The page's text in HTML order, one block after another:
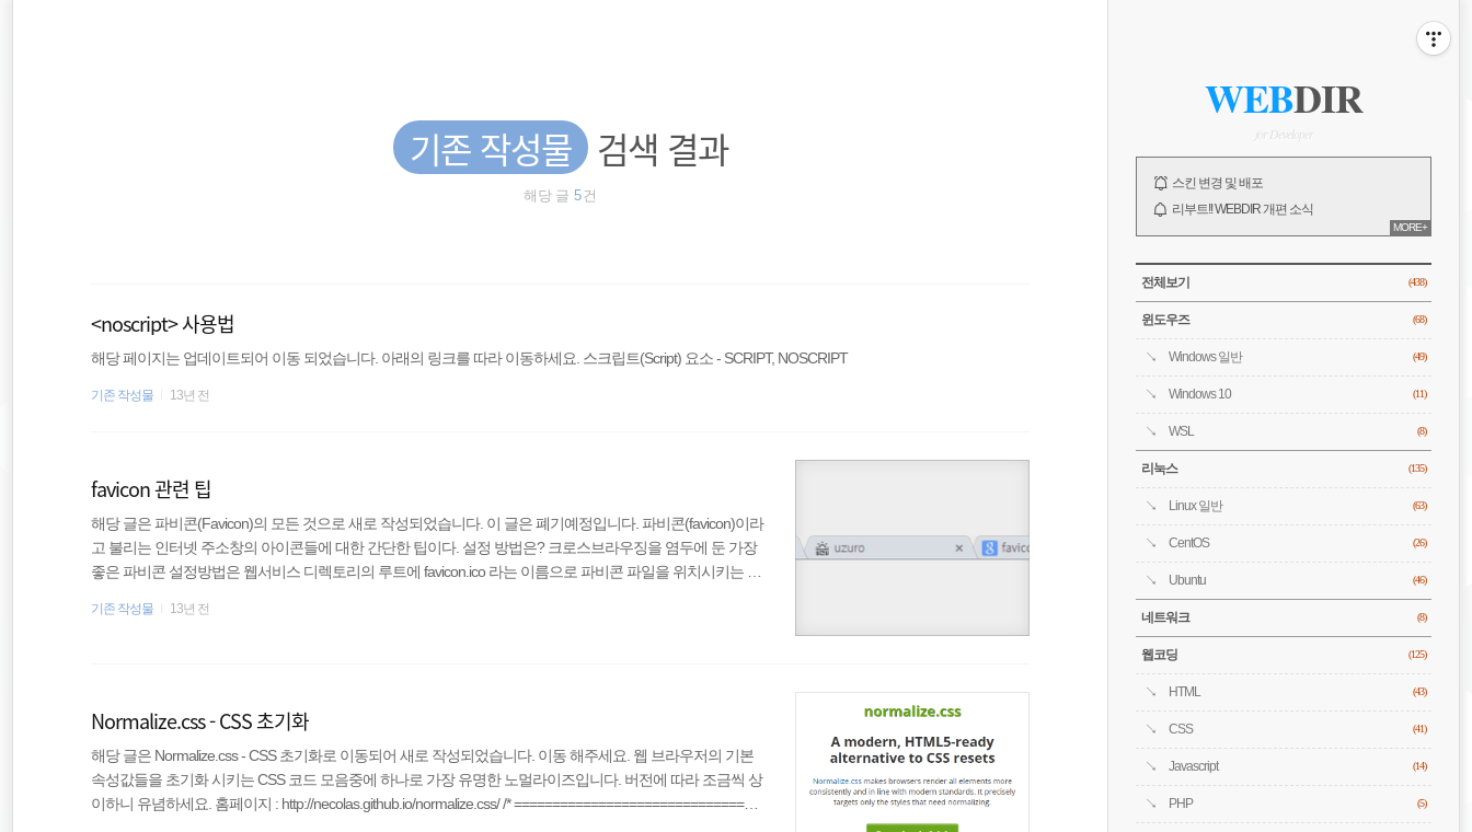
기존 작성물 검색 결과
해당 글 5건
<noscript> 사용법
해당 페이지는 업데이트되어 이동 되었습니다. 아래의 링크를 따라 이동하세요. 스크립트(Script) 요소 - SCRIPT, NOSCRIPT
기존 작성물 13년 전
favicon 관련 팁
해당 글은 파비콘(Favicon)의 모든 것으로 새로 작성되었습니다. 이 글은 폐기예정입니다. 파비콘(favicon)이라
고 불리는 인터넷 주소창의 아이콘들에 대한 간단한 팁이다. 설정 방법은? 크로스브라우징을 염두에 둔 가장
좋은 파비콘 설정방법은 웹서비스 디렉토리의 루트에 favicon.ico 라는 이름으로 파비콘 파일을 위치시키는 것
구문처럼 이미지 경로를 알려주어야 한다(head에 작성). 파일의 크기와 종류 16x16 과 32x32 의 크기를 가진
기존 작성물 13년 전
Normalize.css - CSS 초기화
해당 글은 Normalize.css - CSS 초기화로 이동되어 새로 작성되었습니다. 이동 해주세요. 웹 브라우저의 기본
속성값들을 초기화 시키는 CSS 코드 모음중에 하나로 가장 유명한 노멀라이즈입니다. 버전에 따라 조금씩 상
이하니 유념하세요. 홈페이지 : http://necolas.github.io/normalize.css/ /* ================================
WEBDIR
for Developer
NOTICE스킨 변경 및 배포
리부트!! WEBDIR 개편 소식
오픈!! WEBDIR 블로그 소개
전체 보기
MORE+
CATEGORY
전체보기 (438)
윈도우즈 (68)
Windows 일반 (49)
Windows 10 (11)
WSL (8)
리눅스 (135)
Linux 일반 (63)
CentOS (26)
Ubuntu (46)
네트워크 (8)
웹코딩 (125)
HTML (43)
CSS (41)
Javascript (14)
PHP (5)
Editor
server
element